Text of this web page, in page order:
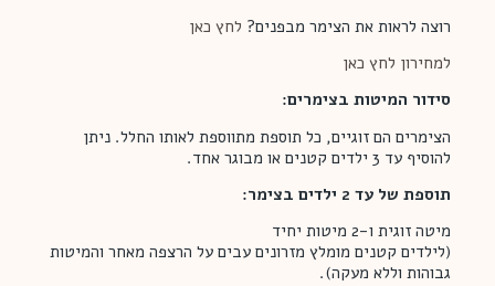
רוצה לראות את הצימר מבפנים? לחץ כאן
למחירון לחץ כאן
סידור המיטות בצימרים:
הצימרים הם זוגיים, כל תוספת מתווספת לאותו החלל. ניתן
להוסיף עד 3 ילדים קטנים או מבוגר אחד.
תוספת של עד 2 ילדים בצימר:
מיטה זוגית ו-2 מיטות יחיד
(לילדים קטנים מומלץ מזרונים עבים על הרצפה מאחר והמיטות
גבוהות וללא מעקה).